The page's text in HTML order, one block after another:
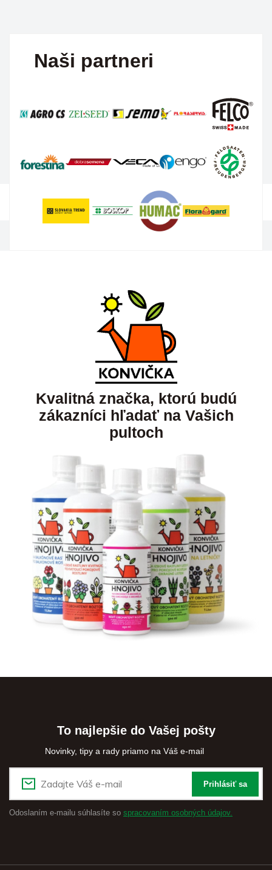
Naši partneri
Kvalitná značka, ktorú budú
zákazníci hľadať na Vašich
pultoch
To najlepšie do Vašej pošty
Novinky, tipy a rady priamo na Váš e-mail
Prihlásiť sa
Odoslaním e-mailu súhlasíte so spracovaním osobných údajov.